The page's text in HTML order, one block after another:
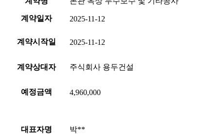
계약일자 2025-11-12
계약시작일 2025-11-12
계약상대자 주식회사 용두건설
예정금액 4,960,000
대표자명 박**